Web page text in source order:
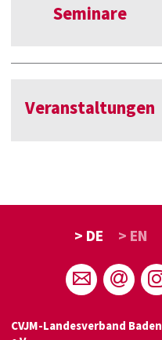
Seminare
Veranstaltungen
> DE > EN
CVJM-Landesverband Baden